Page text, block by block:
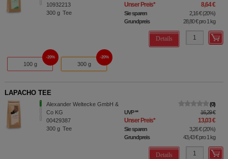
10932213
300 g Tee
Unser Preis* 8,64 €
Sie sparen 2,16 €(20%)
Grundpreis
28,80 €pro 1 kg
Details
100 g
20%
300 g
20%
LAPACHO TEE
Alexander Weltecke GmbH &
Co KG
00429387
300 g Tee
0
UVP** 16,29 €
Unser Preis* 13,03 €
Sie sparen 3,26 €(20%)
Grundpreis
43,43 €pro 1 kg
Details